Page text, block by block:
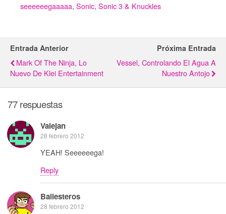
seeeeeegaaaaa, Sonic, Sonic 3 & Knuckles
Entrada Anterior
Mark Of The Ninja, Lo
Nuevo De Klei Entertainment
Próxima Entrada
Vessel, Controlando El Agua A
Nuestro Antojo
77 respuestas
Valejan
28 febrero 2012
YEAH! Seeeeeega!
Reply
Ballesteros
28 febrero 2012